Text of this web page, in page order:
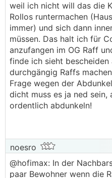
weil ich nicht will das die
Rollos runtermachen
immer) und sich dann
müssen. Das halt ich für
anzufangen im OG Raff
finde ich sieht
durchgängig Raffs
Frage wegen der
dicht muss es ja ned sein,
ordentlich abdunkeln!
noesro
@hofimax: In der
paar Bewohner wenn die